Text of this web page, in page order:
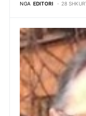
NGA EDITORI 28